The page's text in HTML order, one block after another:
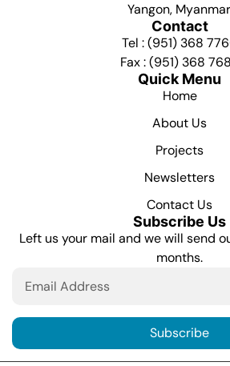
Yangon,
Contact
Tel : (951) 368
Fax : (951) 368
Quick Menu
Home
About Us
Projects
Newsletters
Contact Us
Subscribe Us
Left us your mail and we will send
months.
Subscribe